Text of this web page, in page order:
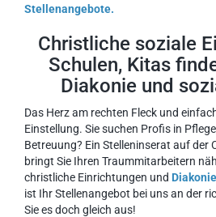
Stellenangebote.
Christliche soziale
Schulen, Kitas
Diakonie und
Das Herz am rechten Fleck und
Einstellung. Sie suchen Profis in
Betreuung? Ein Stelleninserat auf der
bringt Sie Ihren Traummitarbeitern
christliche Einrichtungen und
ist Ihr Stellenangebot bei uns an der
Sie es doch gleich aus!